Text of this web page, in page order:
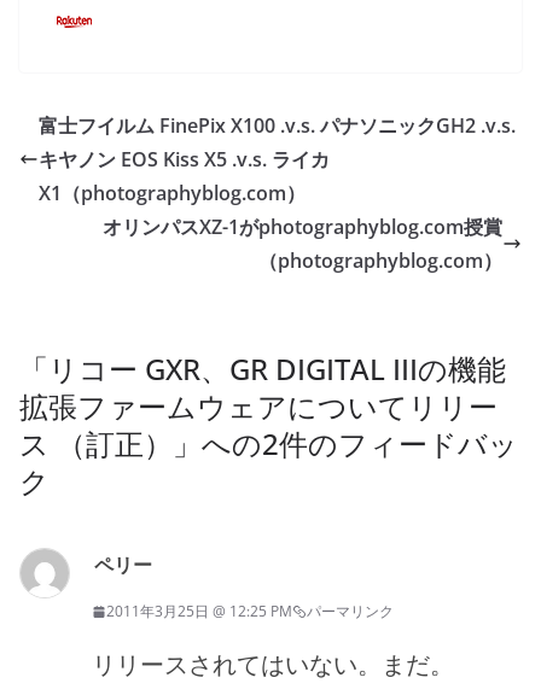
富士フイルム FinePix X100 .v.s. パナソニックGH2 .v.s.
キヤノン EOS Kiss X5 .v.s. ライカ
X1（photographyblog.com）
オリンパスXZ-1がphotographyblog.com授賞
（photographyblog.com）
「 リコー GXR、GR DIGITAL IIIの機能
拡張ファームウェアについてリリー
ス （訂正）
」への2件のフィードバッ
ク
ペリー
2011年3月25日 @ 12:25 PM パーマリンク
リリースされてはいない。まだ。